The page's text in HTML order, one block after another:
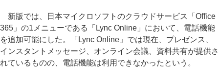
新版では、日本マイクロソフトのクラウドサービス「Office
365」の1メニューである「Lync Online」において、電話機能
を追加可能にした。「Lync Online」では現在、プレゼンス、
インスタントメッセージ、オンライン会議、資料共有が提供さ
れているものの、電話機能は利用できなかったという。